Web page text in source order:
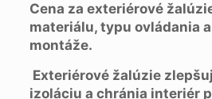
Cena za exteriérové
materiálu, typu ovládania
montáže.
Exteriérové žalúzie
izoláciu a chránia interiér